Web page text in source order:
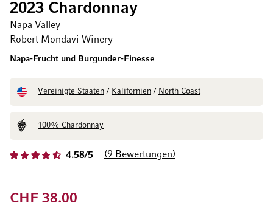
4.58/5 9 Bewertungen
2023 Chardonnay
Napa Valley
Robert Mondavi Winery
Napa-Frucht und Burgunder-Finesse
Vereinigte Staaten / Kalifornien / North Coast
100% Chardonnay
CHF 38.00